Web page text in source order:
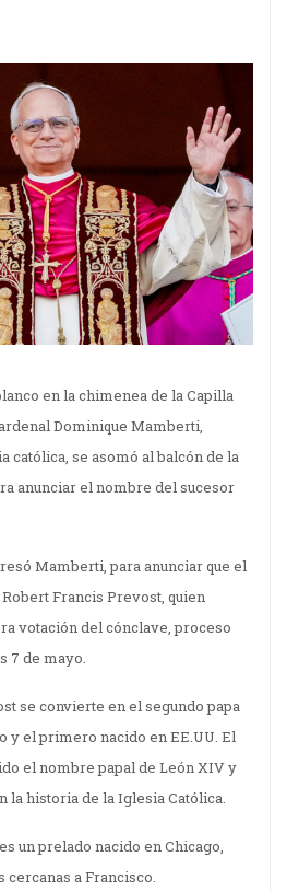
en la chimenea de la Capilla
Dominique Mamberti,
católica, se asomó al balcón de la
anunciar el nombre del sucesor
Mamberti, para anunciar que el
Francis Prevost, quien
votación del cónclave, proceso
7 de mayo.
se convierte en el segundo papa
y el primero nacido en EE.UU. El
el nombre papal de León XIV y
la historia de la Iglesia Católica.
un prelado nacido en Chicago,
cercanas a Francisco.